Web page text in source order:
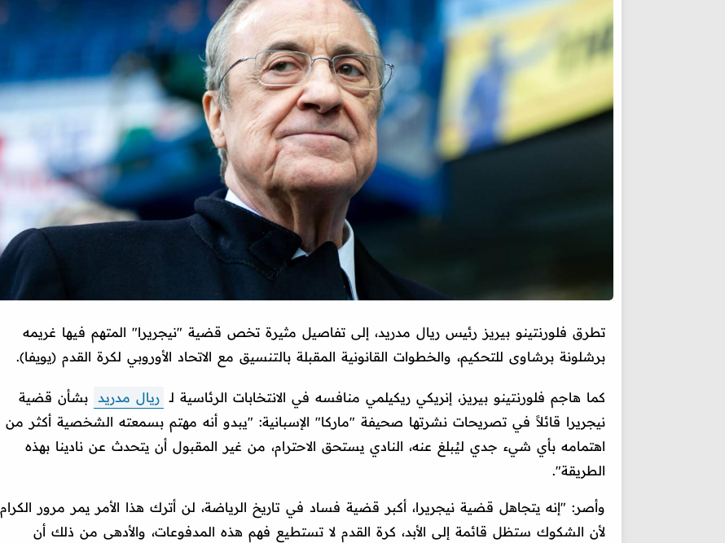
تطرق فلورنتينو بيريز رئيس ريال مدريد، إلى تفاصيل مثيرة تخص قضية "نيجريرا" المتهم فيها غريمه
برشلونة برشاوى للتحكيم، والخطوات القانونية المقبلة بالتنسيق مع الاتحاد الأوروبي لكرة القدم (يويفا).
كما هاجم فلورنتينو بيريز، إنريكي ريكيلمي منافسه في الانتخابات الرئاسية لـ ريال مدريد بشأن قضية
نيجريرا قائلاً في تصريحات نشرتها صحيفة "ماركا" الإسبانية: "يبدو أنه مهتم بسمعته الشخصية أكثر من
اهتمامه بأي شيء جدي ليُبلغ عنه، النادي يستحق الاحترام، من غير المقبول أن يتحدث عن نادينا بهذه
الطريقة".
وأصر: "إنه يتجاهل قضية نيجريرا، أكبر قضية فساد في تاريخ الرياضة، لن أترك هذا الأمر يمر مرور الكرام
لأن الشكوك ستظل قائمة إلى الأبد، كرة القدم لا تستطيع فهم هذه المدفوعات، والأدهى من ذلك أن